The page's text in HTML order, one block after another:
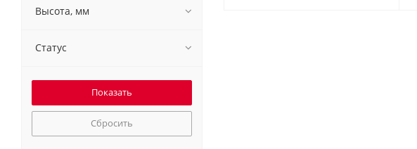
Высота, мм
Статус
Сбросить